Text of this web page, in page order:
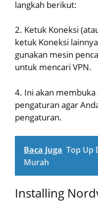
langkah berikut:
2. Ketuk Koneksi
ketuk Koneksi
gunakan mesin
untuk mencari VPN.
4. Ini akan membuka
pengaturan agar
pengaturan.
Baca Juga Top Up
Murah
Installing